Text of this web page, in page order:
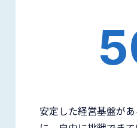
安定した経営基盤が